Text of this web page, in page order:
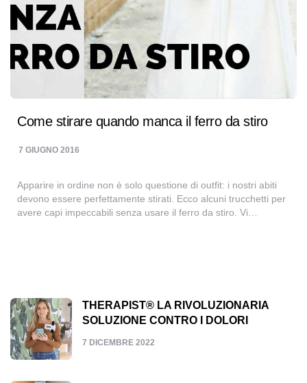
Come stirare quando manca il ferro da stiro
7 GIUGNO 2016
Apparire in ordine non è solo questione di outfit: i nostri abiti
devono essere perfettamente stirati. Ecco alcuni trucchetti per
avere capi impeccabili senza usare il ferro da stiro. Vi…
THERAPIST® LA RIVOLUZIONARIA
SOLUZIONE CONTRO I DOLORI
7 DICEMBRE 2022